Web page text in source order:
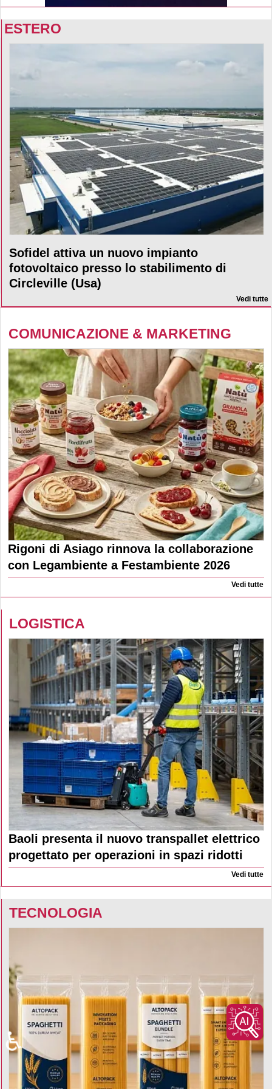
ESTERO
Sofidel attiva un nuovo impianto
fotovoltaico presso lo stabilimento di
Circleville (Usa)
Vedi tutte
COMUNICAZIONE & MARKETING
Rigoni di Asiago rinnova la collaborazione
con Legambiente a Festambiente 2026
Vedi tutte
LOGISTICA
Baoli presenta il nuovo transpallet elettrico
progettato per operazioni in spazi ridotti
Vedi tutte
TECNOLOGIA